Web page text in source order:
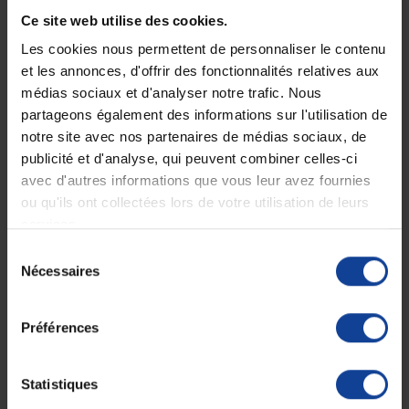
Ce site web utilise des cookies.
Les cookies nous permettent de personnaliser le contenu
et les annonces, d'offrir des fonctionnalités relatives aux
médias sociaux et d'analyser notre trafic. Nous
partageons également des informations sur l'utilisation de
notre site avec nos partenaires de médias sociaux, de
publicité et d'analyse, qui peuvent combiner celles-ci
avec d'autres informations que vous leur avez fournies
ou qu'ils ont collectées lors de votre utilisation de leurs
Nécessaires
Préférences
Statistiques
EN STOCK
Tapis de bain Everyday 57
x 35 cm Blanc
13,99 €
STOCK LIMITÉ
Tapis de bain everyday
Homecraft 94,5 x 35...
19,99 €